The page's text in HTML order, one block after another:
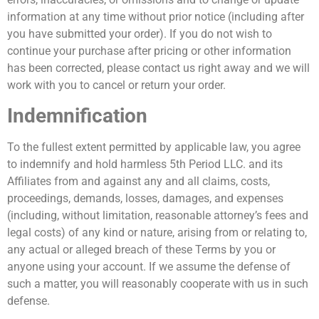
information at any time without prior notice (including after
you have submitted your order). If you do not wish to
continue your purchase after pricing or other information
has been corrected, please contact us right away and we will
work with you to cancel or return your order.
Indemnification
To the fullest extent permitted by applicable law, you agree
to indemnify and hold harmless 5th Period LLC. and its
Affiliates from and against any and all claims, costs,
proceedings, demands, losses, damages, and expenses
(including, without limitation, reasonable attorney’s fees and
legal costs) of any kind or nature, arising from or relating to,
any actual or alleged breach of these Terms by you or
anyone using your account. If we assume the defense of
such a matter, you will reasonably cooperate with us in such
defense.